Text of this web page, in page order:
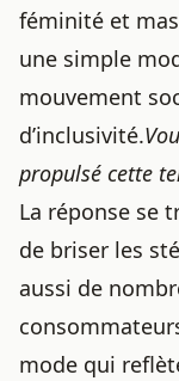
féminité et
une simple
mouvement
d’inclusivité.
propulsé cette
La réponse se
de briser les
aussi de
mode qui